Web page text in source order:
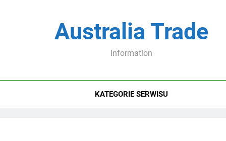
Australia Trade
Information
KATEGORIE SERWISU